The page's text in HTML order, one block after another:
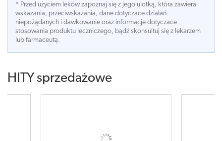
* Przed użyciem leków zapoznaj się z jego ulotką, która zawiera
wskazania, przeciwskazania, dane dotyczace działań
niepożądanych i dawkowanie oraz informacje dotyczace
stosowania produktu leczniczego, bądź skonsultuj się z lekarzem
lub farmaceutą.
HITY sprzedażowe